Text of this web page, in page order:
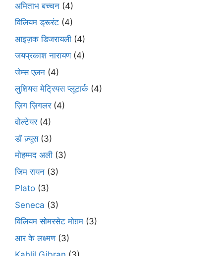
अमिताभ बच्चन (4)
विलियम ड्रूरंट (4)
आइज़क डिजरायली (4)
जयप्रकाश नारायण(4)
जेम्स एलन (4)
लुशियस मेट्रियस प्लूटार्क (4)
ज़िग ज़िगलर(4)
वोल्टेयर(4)
डॉ ज़्यूस(3)
मोहम्मद अली (3)
जिम रायन (3)
Plato (3)
Seneca (3)
विलियम सोमरसेट मोग़म (3)
आर के लक्ष्मण(3)